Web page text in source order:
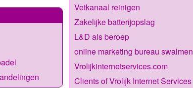
Vetkanaal reinigen
Zakelijke batterijopslag
L&D als beroep
online marketing bureau swalmen
Vrolijkinternetservices.com
Clients of Vrolijk Internet Services